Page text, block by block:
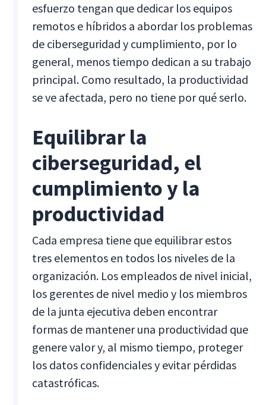
esfuerzo tengan que dedicar los equipos
remotos e híbridos a abordar los problemas
de ciberseguridad y cumplimiento, por lo
general, menos tiempo dedican a su trabajo
principal. Como resultado, la productividad
se ve afectada, pero no tiene por qué serlo.
Equilibrar la
ciberseguridad, el
cumplimiento y la
productividad
Cada empresa tiene que equilibrar estos
tres elementos en todos los niveles de la
organización. Los empleados de nivel inicial,
los gerentes de nivel medio y los miembros
de la junta ejecutiva deben encontrar
formas de mantener una productividad que
genere valor y, al mismo tiempo, proteger
los datos confidenciales y evitar pérdidas
catastróficas.